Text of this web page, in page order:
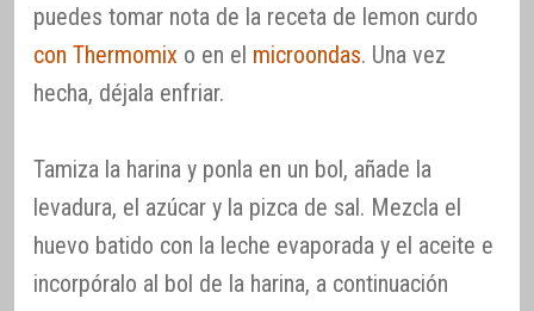
puedes tomar nota de la receta de lemon curdo
con Thermomix o en el microondas. Una vez
hecha, déjala enfriar.
Tamiza la harina y ponla en un bol, añade la
levadura, el azúcar y la pizca de sal. Mezcla el
huevo batido con la leche evaporada y el aceite e
incorpóralo al bol de la harina, a continuación